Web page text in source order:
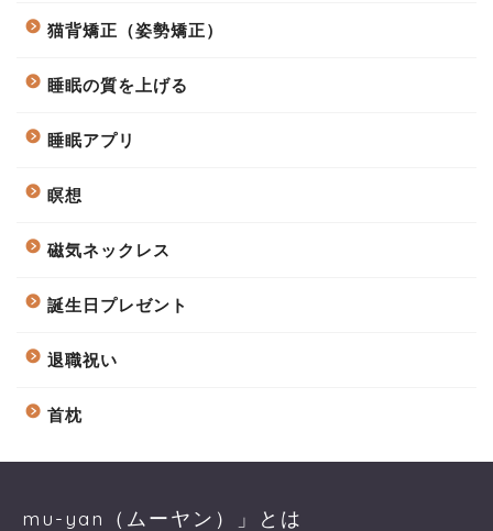
猫背矯正（姿勢矯正）
睡眠の質を上げる
睡眠アプリ
瞑想
磁気ネックレス
誕生日プレゼント
退職祝い
首枕
mu-yan（ムーヤン）」とは